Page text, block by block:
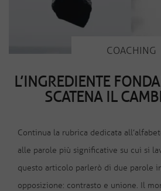
COACHING
L’INGREDIENTE
SCATENA IL
Continua la rubrica dedicata
alle parole più significative su cui si
questo articolo parlerò di due parole
opposizione: contrasto e unione. Il